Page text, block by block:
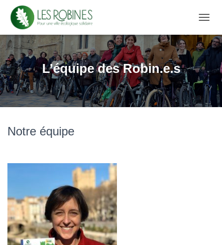
É
P
L
I
E
R
L
A
L’équipe des Robin.e.s
Notre équipe